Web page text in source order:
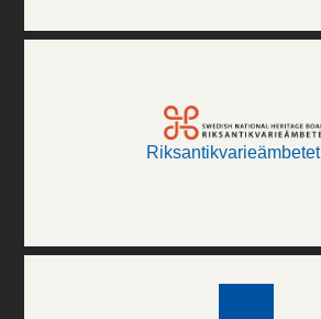
Riksantikvarieämbetet